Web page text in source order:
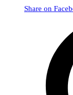
Share on